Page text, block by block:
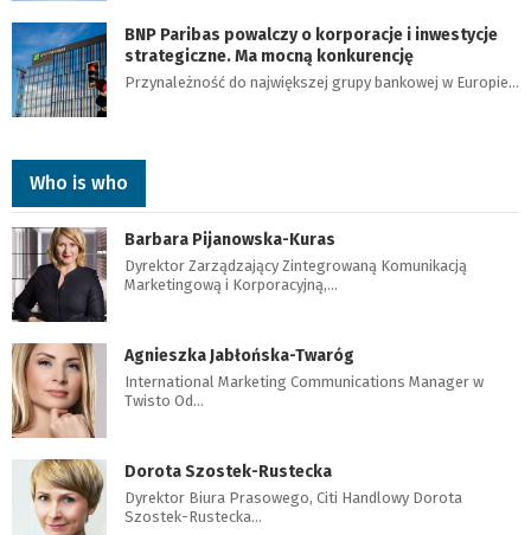
BNP Paribas powalczy o korporacje i inwestycje
strategiczne. Ma mocną konkurencję
Przynależność do największej grupy bankowej w Europie…
Who is who
Barbara Pijanowska-Kuras
Dyrektor Zarządzający Zintegrowaną Komunikacją
Marketingową i Korporacyjną,…
Agnieszka Jabłońska-Twaróg
International Marketing Communications Manager w
Twisto Od…
Dorota Szostek-Rustecka
Dyrektor Biura Prasowego, Citi Handlowy Dorota
Szostek-Rustecka…